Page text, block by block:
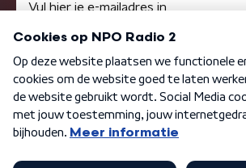
Algemene voorwaarden